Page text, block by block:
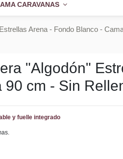
CARAVANAS
Arena - Fondo Blanco -
"Algodón"
90 cm - Sin
y fuelle integrado